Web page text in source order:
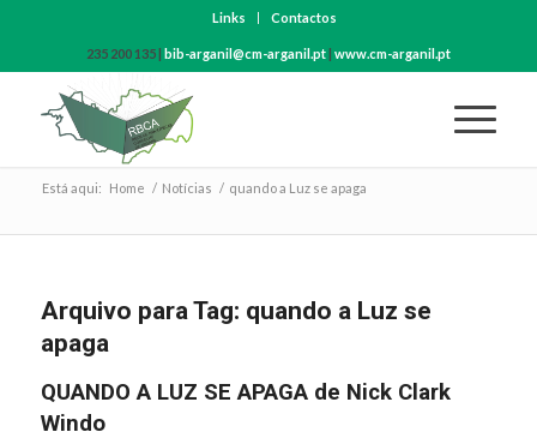
Links Contactos
235 200 135 | bib-arganil@cm-arganil.pt| www.cm-arganil.pt
Está aqui: Home / Notícias / quando a Luz se apaga
Arquivo para Tag: quando a Luz se
apaga
QUANDO A LUZ SE APAGA de Nick Clark
Windo